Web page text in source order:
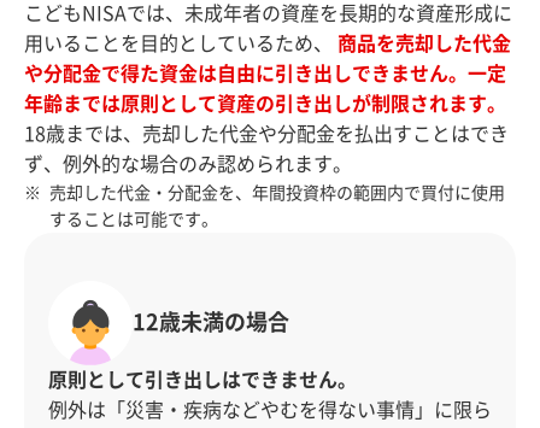
こどもNISAでは、未成年者の資産を長期的な資産形成に
用いることを目的としているため、 商品を売却した代金
や分配金で得た資金は自由に引き出しできません。一定
年齢までは原則として資産の引き出しが制限されます。
18歳までは、売却した代金や分配金を払出すことはでき
ず、例外的な場合のみ認められます。
売却した代金・分配金を、年間投資枠の範囲内で買付に使用
することは可能です。
12歳未満の場合
原則として引き出しはできません。
例外は「災害・疾病などやむを得ない事情」に限ら